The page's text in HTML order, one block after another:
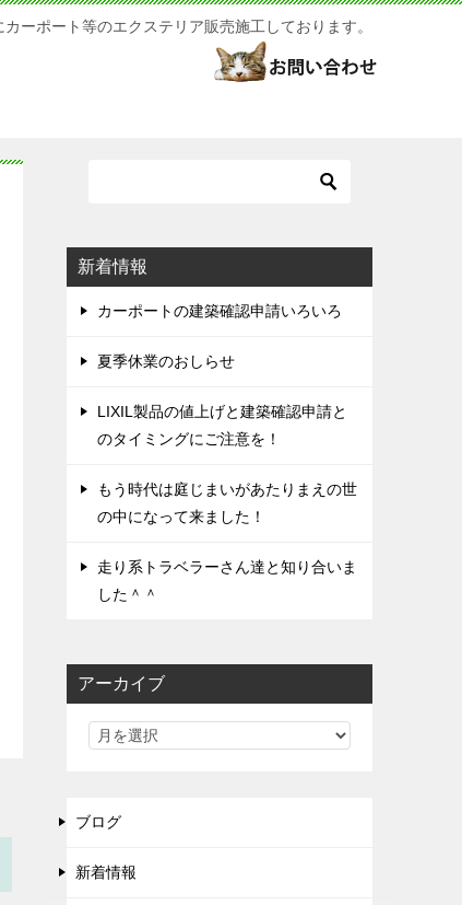
ーポート等のエクステリア販売施工しております。
新着情報
カーポートの建築確認申請いろいろ
夏季休業のおしらせ
LIXIL製品の値上げと建築確認申請と
のタイミングにご注意を！
もう時代は庭じまいがあたりまえの世
の中になって来ました！
走り系トラベラーさん達と知り合いま
した＾＾
アーカイブ
ブログ
新着情報